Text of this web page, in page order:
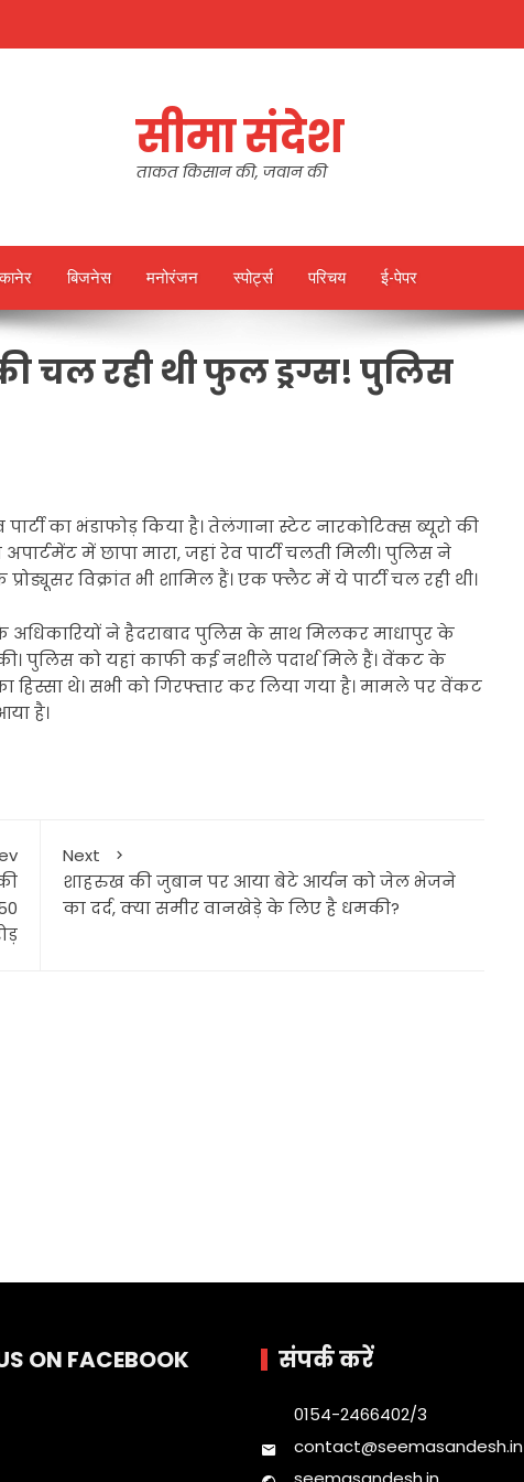
सीमा संदेश
ताकत किसान की, जवान की
बिजनेस मनोरंजन स्पोर्ट्स परिचय ई-पेपर
चल रही थी फुल ड्रग्स! पुलिस
का भंडाफोड़ किया है। तेलंगाना स्टेट नारकोटिक्स ब्यूरो की
में छापा मारा, जहां रेव पार्टी चलती मिली। पुलिस ने
विक्रांत भी शामिल हैं। एक फ्लैट में ये पार्टी चल रही थी।
अधिकारियों ने हैदराबाद पुलिस के साथ मिलकर माधापुर के
पुलिस को यहां काफी कई नशीले पदार्थ मिले हैं। वेंकट के
हिस्सा थे। सभी को गिरफ्तार कर लिया गया है। मामले पर वेंकट
है।
Next
शाहरुख की जुबान पर आया बेटे आर्यन को जेल भेजने
का दर्द, क्या समीर वानखेड़े के लिए है धमकी?
ON FACEBOOK संपर्क करें
0154-2466402/3
contact@seemasandesh.in